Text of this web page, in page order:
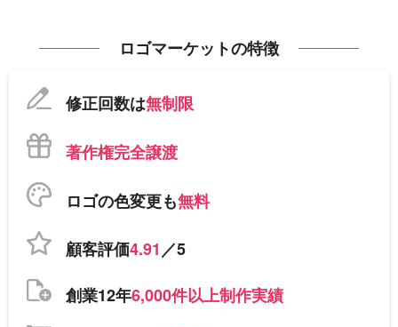
ロゴマーケットの特徴
修正回数は無制限
著作権完全譲渡
ロゴの色変更も無料
顧客評価4.91／5
創業12年6,000件以上制作実績